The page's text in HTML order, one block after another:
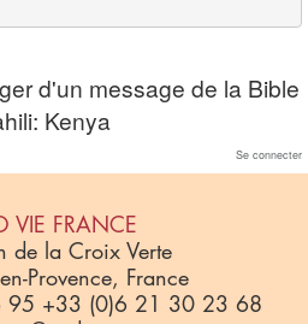
d'un message de la Bible
Kenya
Se connecter
VIE FRANCE
de la Croix Verte
Provence, France
+33 (0)6 21 30 23 68